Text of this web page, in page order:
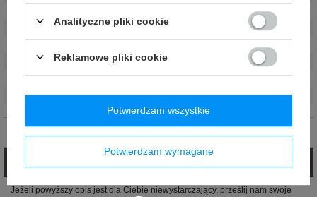
Kolor:
Biały
Płeć: Męskie, Unisex
Materiał:
Inny
Marka: OMP Racing
Jeżeli powyższy opis jest dla Ciebie niewystarczający, prześlij nam swoje
Analityczne pliki cookie
Reklamowe pliki cookie
Potwierdzam wymagane
Potwierdzam wszystkie